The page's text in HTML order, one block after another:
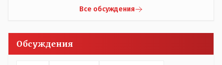
НЕОДНОКРАТНО, указывал и многократно на недостатки
Назарбая и предлагал ему самому ДОБРОВОЛЬНО уйти с
Все обсуждения
Обсуждения